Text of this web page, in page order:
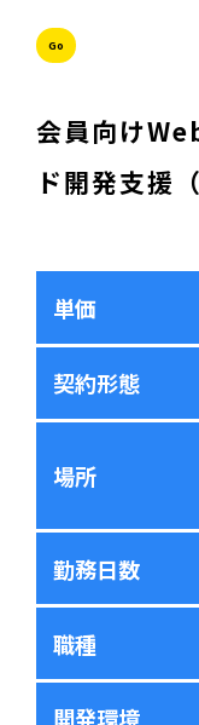
Go
会員向け
ド開発支援
単価
契約形態
場所
勤務日数
職種
開発環境